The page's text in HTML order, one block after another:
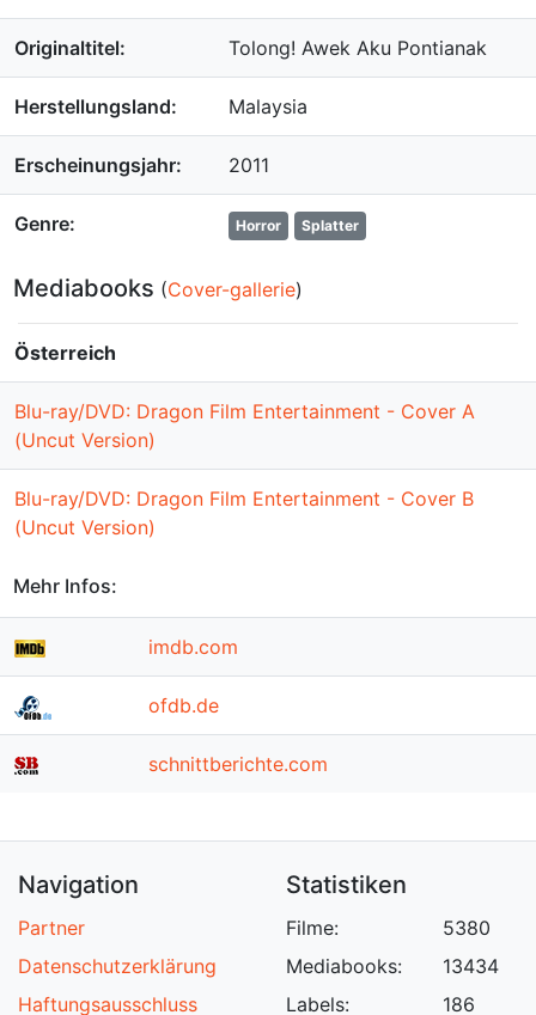
Originaltitel: Tolong! Awek Aku Pontianak
Herstellungsland: Malaysia
Erscheinungsjahr: 2011
Genre: Horror Splatter
Mediabooks (Cover-gallerie)
Österreich
Blu-ray/DVD: Dragon Film Entertainment - Cover A
(Uncut Version)
Blu-ray/DVD: Dragon Film Entertainment - Cover B
(Uncut Version)
Mehr Infos:
imdb.com
ofdb.de
schnittberichte.com
Navigation
Partner
Datenschutzerklärung
Haftungsausschluss
Statistiken
Filme:
Mediabooks:
Labels:
5380
13434
186